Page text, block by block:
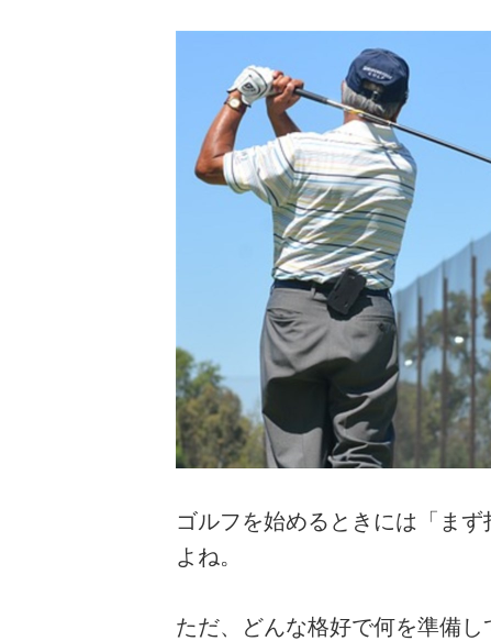
ゴルフを始めるときには「ま
よね。
ただ、どんな格好で何を準備